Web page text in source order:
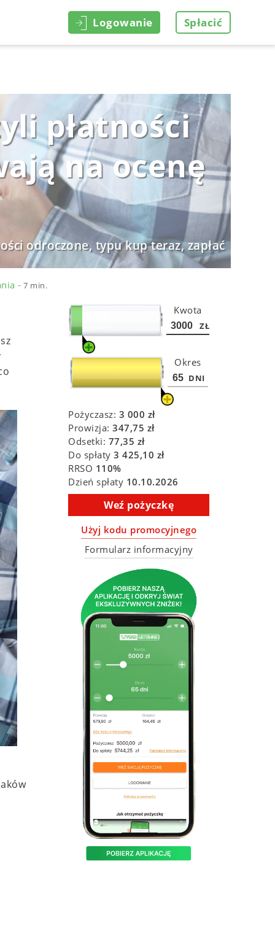
Spłacić
Logowanie
płatności
na ocenę
odroczone, typu kup teraz, zapłać
- 7 min.
Kwota
ZŁ
Okres
DNI
Pożyczasz: 3 000 zł
Prowizja: 347,75 zł
Odsetki: 77,35 zł
Do spłaty 3 425,10 zł
RRSO 110%
Dzień spłaty 10.10.2026
Weź pożyczkę
Użyj kodu promocyjnego
Formularz informacyjny